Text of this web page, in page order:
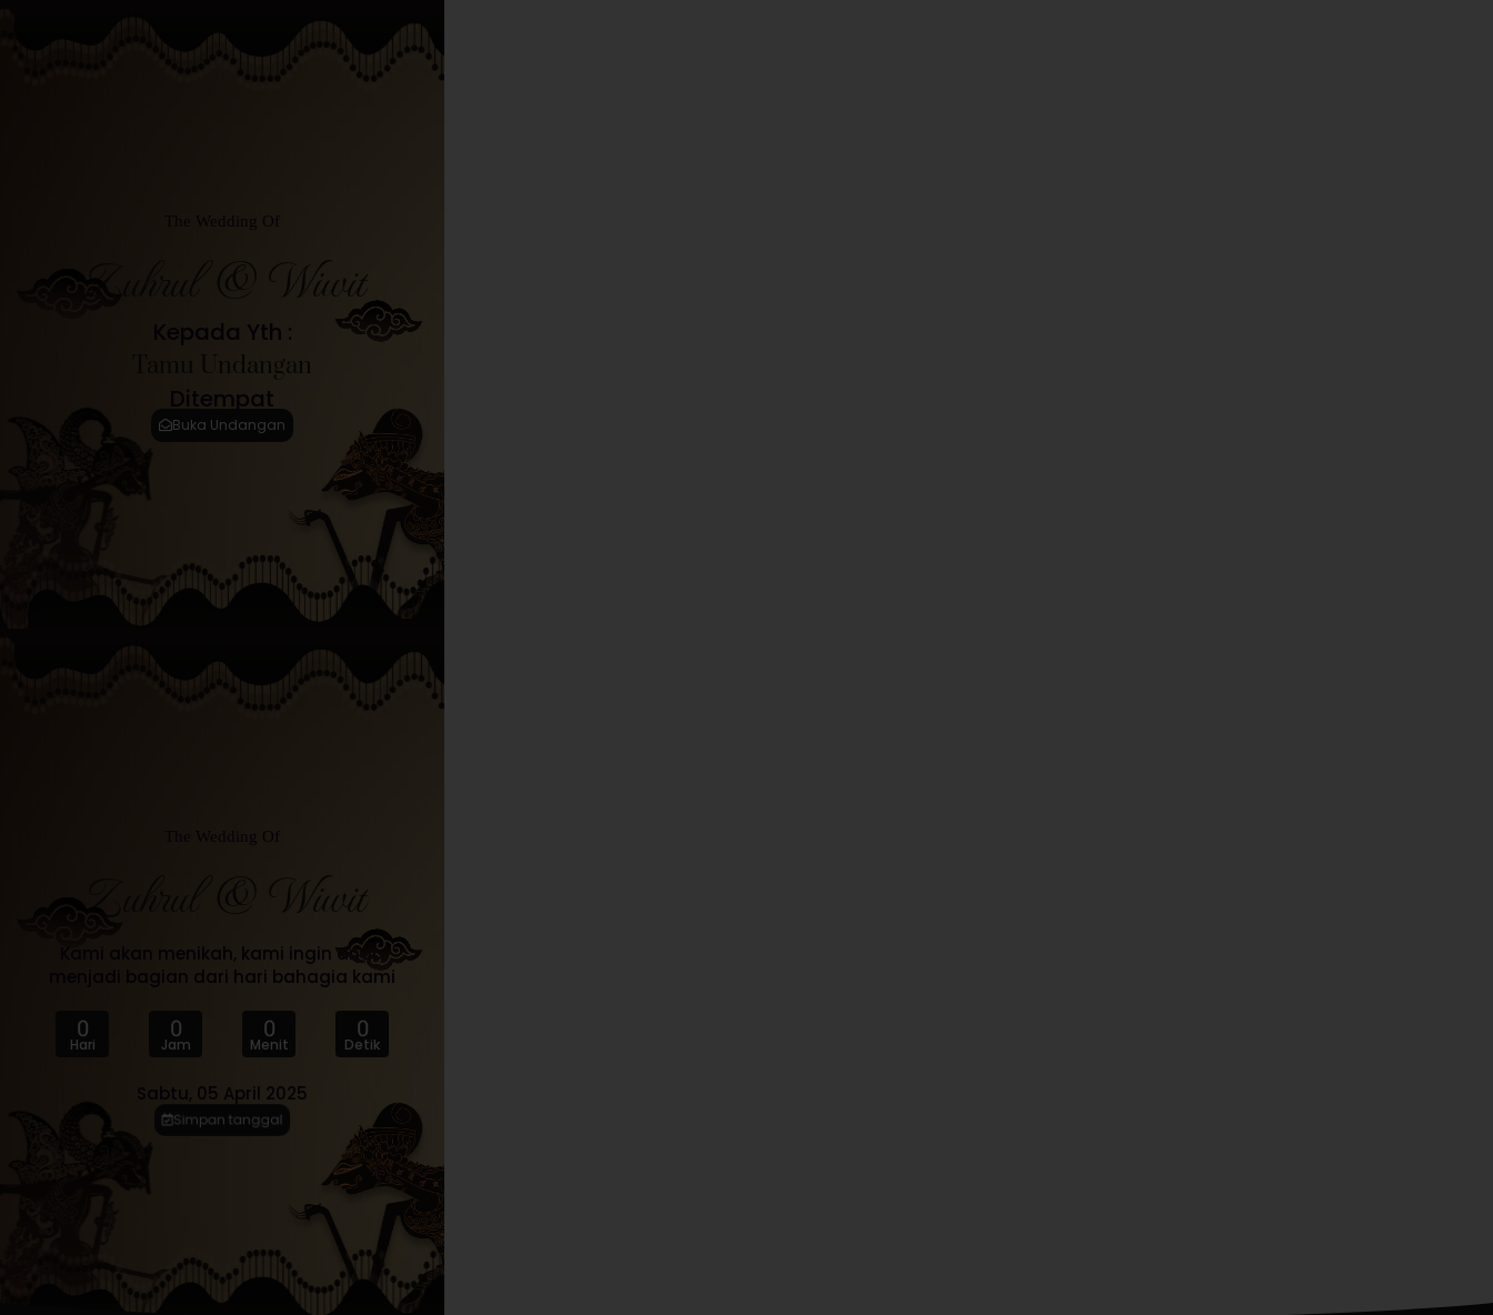
The Wedding Of
Zuhrul & Wiwit
Kepada Yth :
Tamu Undangan
Ditempat
Buka Undangan
The Wedding Of
Zuhrul & Wiwit
Kami akan menikah, kami ingin anda
menjadi bagian dari hari bahagia kami
0
Hari
0
Jam
0
Menit
0
Detik
Sabtu, 05 April 2025
Simpan tanggal